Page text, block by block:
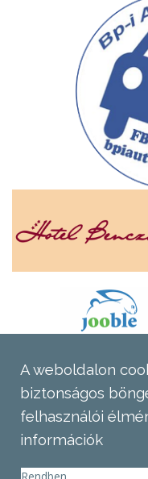
A weboldalon
biztonságos
felhasználói
információk
Rendben